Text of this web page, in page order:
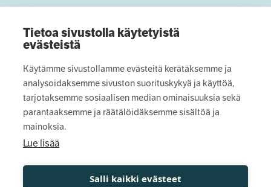
Tietoa sivustolla käytetyistä
evästeistä
Käytämme sivustollamme evästeitä kerätäksemme ja
analysoidaksemme sivuston suorituskykyä ja käyttöä,
tarjotaksemme sosiaalisen median ominaisuuksia sekä
parantaaksemme ja räätälöidäksemme sisältöä ja
mainoksia.
Lue lisää
Salli kaikki evästeet
missä sitä eniten tarvitaan. Tuemme ihmisiä
ja yhteisöjä, jotka pyrkivät rakentamaan
toiveikkaampaa Itä-, Keski- ja Pohjois-
Suomea.